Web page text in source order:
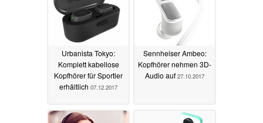
Urbanista Tokyo:
Komplett kabellose
Kopfhörer für Sportler
erhältlich 07.12.2017
Sennheiser Ambeo:
Kopfhörer nehmen 3D-
Audio auf 27.10.2017